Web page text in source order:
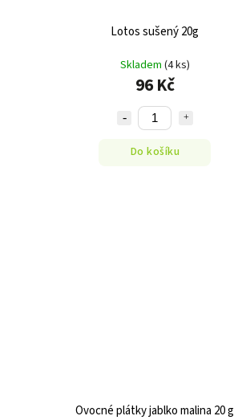
Lotos sušený 20g
Skladem (4 ks)
96 Kč
Do košíku
Ovocné plátky jablko malina 20 g